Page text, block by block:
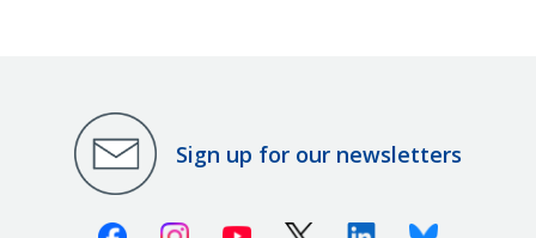
Sign up for our newsletters
FacebookInstagramYoutube X (Twitter)LinkedinBluesky